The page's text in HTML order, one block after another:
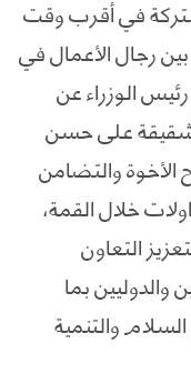
في أقرب وقت
رجال الأعمال في
الوزراء عن
على حسن
الأخوة والتضامن
خلال القمة،
التعاون
والدوليين بما
والتنمية